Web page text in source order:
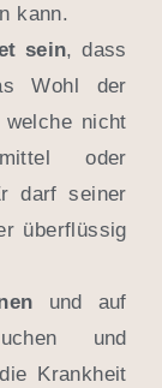
kann.
sein, dass
Wohl der
nicht
oder
darf seiner
überflüssig
und auf
und
Krankheit